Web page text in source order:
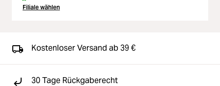
Filiale wählen
Kostenloser Versand ab 39 €
30 Tage Rückgaberecht